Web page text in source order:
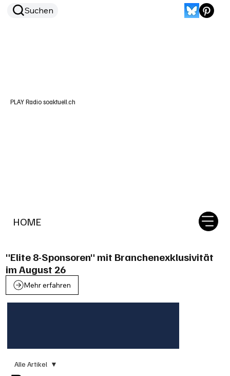
HOME
Suchen
PLAY Radio soaktuell.ch
"Elite 8-Sponsoren" mit Branchenexklusivität
im August 26
Mehr erfahren
Alle Artikel